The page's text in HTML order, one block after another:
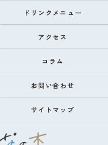
ドリンクメニュー
アクセス
コラム
お問い合わせ
サイトマップ